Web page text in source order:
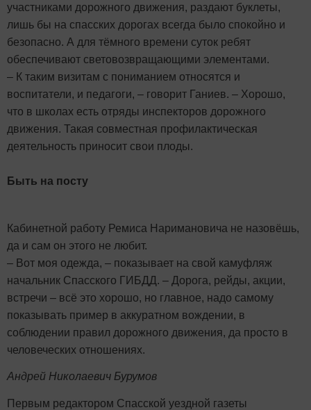
участниками дорожного движения, раздают буклеты,
лишь бы на спасских дорогах всегда было спокойно и
безопасно. А для тёмного времени суток ребят
обеспечивают световозвращающими элементами.
– К таким визитам с пониманием относятся и
воспитатели, и педагоги, – говорит Ганиев. – Хорошо,
что в школах есть отряды инспекторов дорожного
движения. Такая совместная профилактическая
деятельность приносит свои плоды.
Быть на посту
Кабинетной работу Ремиса Наримановича не назовёшь,
да и сам он этого не любит.
– Вот моя одежда, – показывает на свой камуфляж
начальник Спасского ГИБДД. – Дорога, рейды, акции,
встречи – всё это хорошо, но главное, надо самому
показывать пример в аккуратном вождении, в
соблюдении правил дорожного движения, да просто в
человеческих отношениях.
Андрей Николаевич Бурумов
Первым редактором Спасской уездной газеты